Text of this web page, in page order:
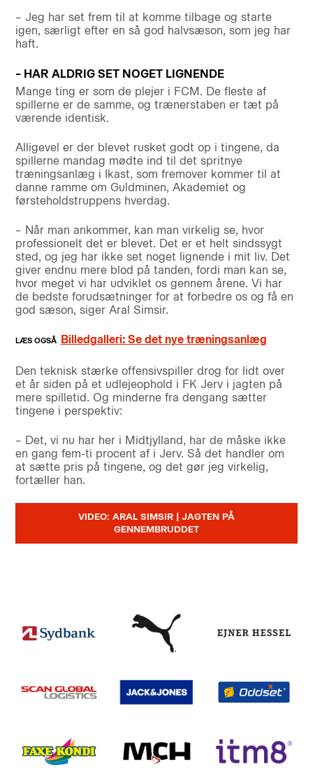
– Jeg har set frem til at komme tilbage og starte
igen, særligt efter en så god halvsæson, som jeg har
haft.
– HAR ALDRIG SET NOGET LIGNENDE
Mange ting er som de plejer i FCM. De fleste af
spillerne er de samme, og trænerstaben er tæt på
værende identisk.
Alligevel er der blevet rusket godt op i tingene, da
spillerne mandag mødte ind til det spritnye
træningsanlæg i Ikast, som fremover kommer til at
danne ramme om Guldminen, Akademiet og
førsteholdstruppens hverdag.
– Når man ankommer, kan man virkelig se, hvor
professionelt det er blevet. Det er et helt sindssygt
sted, og jeg har ikke set noget lignende i mit liv. Det
giver endnu mere blod på tanden, fordi man kan se,
hvor meget vi har udviklet os gennem årene. Vi har
de bedste forudsætninger for at forbedre os og få en
god sæson, siger Aral Simsir.
Billedgalleri: Se det nye træningsanlæg
Den teknisk stærke offensivspiller drog for lidt over
et år siden på et udlejeophold i FK Jerv i jagten på
mere spilletid. Og minderne fra dengang sætter
tingene i perspektiv:
– Det, vi nu har her i Midtjylland, har de måske ikke
en gang fem-ti procent af i Jerv. Så det handler om
at sætte pris på tingene, og det gør jeg virkelig,
fortæller han.
VIDEO: ARAL SIMSIR | JAGTEN PÅ
GENNEMBRUDDET